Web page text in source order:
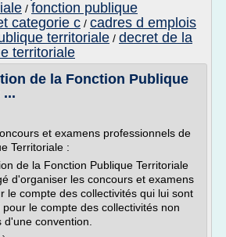
/ fonction publique
categorie c / cadres d emplois
territoriale / decret de la
territoriale
de la Fonction Publique
et examens professionnels de
Territoriale :
de la Fonction Publique Territoriale
d'organiser les concours et examens
le compte des collectivités qui lui sont
le compte des collectivités non
convention.